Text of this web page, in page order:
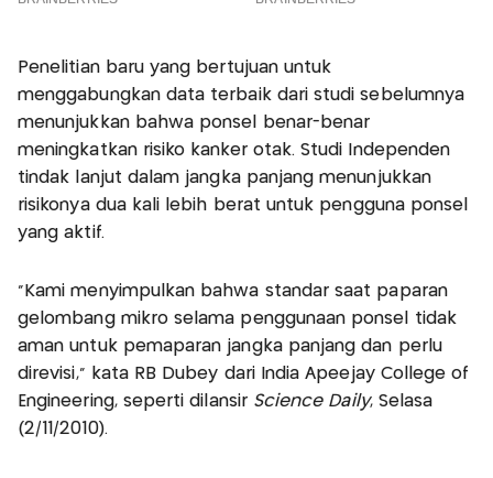
Penelitian baru yang bertujuan untuk
menggabungkan data terbaik dari studi sebelumnya
menunjukkan bahwa ponsel benar-benar
meningkatkan risiko kanker otak. Studi Independen
tindak lanjut dalam jangka panjang menunjukkan
risikonya dua kali lebih berat untuk pengguna ponsel
yang aktif.
"Kami menyimpulkan bahwa standar saat paparan
gelombang mikro selama penggunaan ponsel tidak
aman untuk pemaparan jangka panjang dan perlu
direvisi," kata RB Dubey dari India Apeejay College of
Engineering, seperti dilansir Science Daily, Selasa
(2/11/2010).